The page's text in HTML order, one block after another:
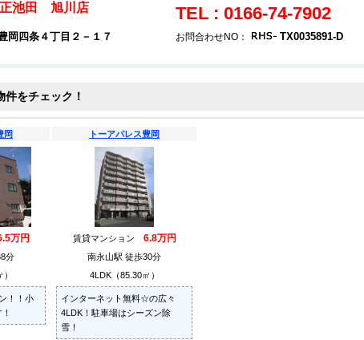
池田 旭川店
岡四条４丁目２－１７
TEL : 0166-74-7902
お問合わせNO： TX0035891-D
件をチェック！
岡
万円
分
！！小
トーアパレス豊岡
賃貸マンション 6.8万円
南永山駅 徒歩30分
4LDK（85.30㎡）
インターネット無料☆の広々
4LDK！駐車場はシーズン除
雪！